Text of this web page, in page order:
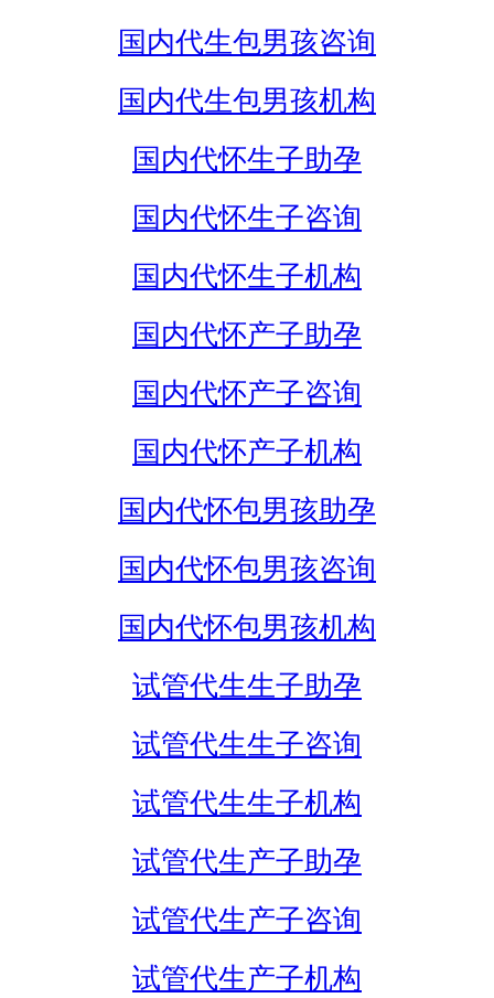
国内代生包男孩咨询
国内代生包男孩机构
国内代怀生子助孕
国内代怀生子咨询
国内代怀生子机构
国内代怀产子助孕
国内代怀产子咨询
国内代怀产子机构
国内代怀包男孩助孕
国内代怀包男孩咨询
国内代怀包男孩机构
试管代生生子助孕
试管代生生子咨询
试管代生生子机构
试管代生产子助孕
试管代生产子咨询
试管代生产子机构